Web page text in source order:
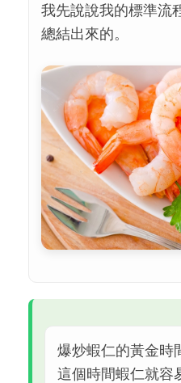
我先說說我的標準流
總結出來的。
爆炒蝦仁的黃金時
這個時間蝦仁就容